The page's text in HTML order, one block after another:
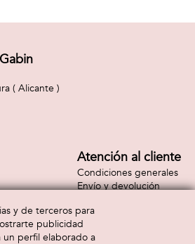
( Alicante )
Atención al cliente
Condiciones generales
Envío y devolución
y de terceros para
publicidad
un perfil elaborado a